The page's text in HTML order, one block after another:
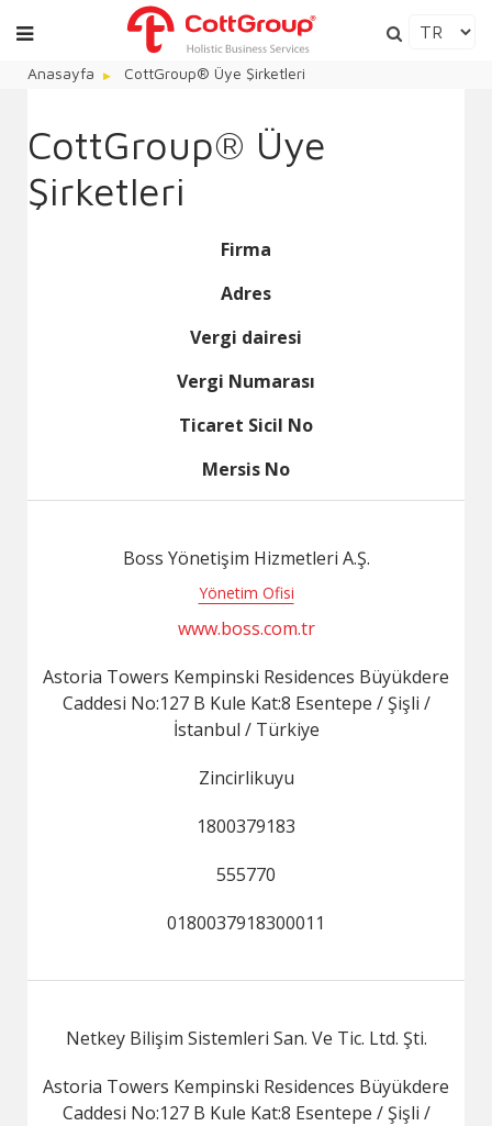
Anasayfa CottGroup® Üye Şirketleri
CottGroup® Üye
Şirketleri
Firma
Adres
Vergi dairesi
Vergi Numarası
Ticaret Sicil No
Mersis No
Boss Yönetişim Hizmetleri A.Ş.
Yönetim Ofisi
www.boss.com.tr
Astoria Towers Kempinski Residences Büyükdere
Caddesi No:127 B Kule Kat:8 Esentepe / Şişli /
İstanbul / Türkiye
Zincirlikuyu
1800379183
555770
0180037918300011
Netkey Bilişim Sistemleri San. Ve Tic. Ltd. Şti.
Astoria Towers Kempinski Residences Büyükdere
Caddesi No:127 B Kule Kat:8 Esentepe / Şişli /